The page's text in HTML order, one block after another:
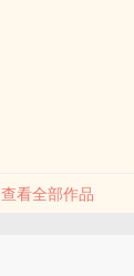
查看全部作品